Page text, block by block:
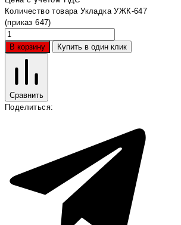
Количество товара Укладка УЖК-647
(приказ 647)
В корзину Купить в один клик
Сравнить
Поделиться: